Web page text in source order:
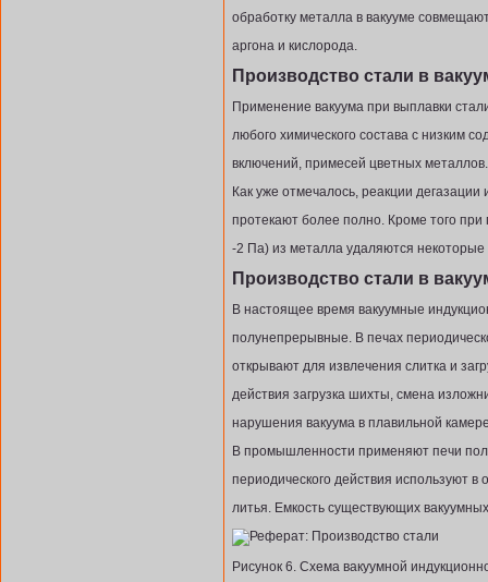
обработку металла в вакууме
аргона и кислорода.
Производство стали в
Применение вакуума при выплавки
любого химического состава с низким
включений, примесей цветных металлов.
Как уже отмечалось, реакции
протекают более полно. Кроме того при
-2 Па) из металла удаляются
Производство стали в
В настоящее время вакуумные
полунепрерывные. В печах
открывают для извлечения слитка и
действия загрузка шихты, смена
нарушения вакуума в плавильной
В промышленности применяют печи
периодического действия используют
литья. Емкость существующих
Рисунок 6. Схема вакуумной